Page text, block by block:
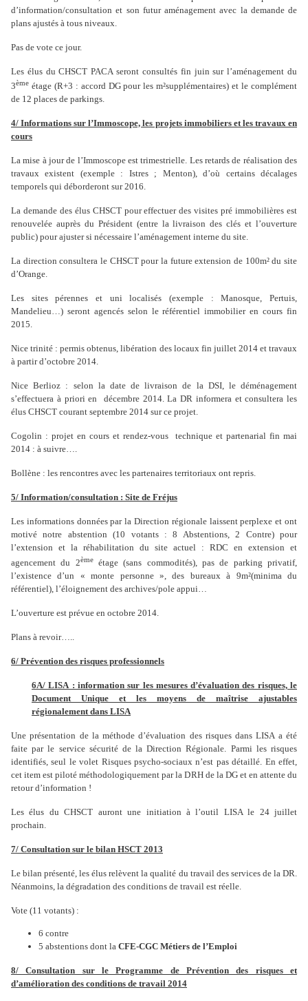
d’information/consultation et son futur aménagement avec la demande de
plans ajustés à tous niveaux.
Pas de vote ce jour.
Les élus du CHSCT PACA seront consultés fin juin sur l’aménagement du
3ème étage (R+3 : accord DG pour les m²supplémentaires) et le complément
de 12 places de parkings.
4/ Informations sur l’Immoscope, les projets immobiliers et les travaux en
cours
La mise à jour de l’Immoscope est trimestrielle. Les retards de réalisation des
travaux existent (exemple : Istres ; Menton), d’où certains décalages
temporels qui déborderont sur 2016.
La demande des élus CHSCT pour effectuer des visites pré immobilières est
renouvelée auprès du Président (entre la livraison des clés et l’ouverture
public) pour ajuster si nécessaire l’aménagement interne du site.
La direction consultera le CHSCT pour la future extension de 100m² du site
d’Orange.
Les sites pérennes et uni localisés (exemple : Manosque, Pertuis,
Mandelieu…) seront agencés selon le référentiel immobilier en cours fin
2015.
Nice trinité : permis obtenus, libération des locaux fin juillet 2014 et travaux
à partir d’octobre 2014.
Nice Berlioz : selon la date de livraison de la DSI, le déménagement
s’effectuera à priori en
décembre 2014. La DR informera et consultera les
élus CHSCT courant septembre 2014 sur ce projet.
Cogolin : projet en cours et rendez-vous
technique et partenarial fin mai
2014 : à suivre….
Bollène : les rencontres avec les partenaires territoriaux ont repris.
5/ Information/consultation : Site de Fréjus
Les informations données par la Direction régionale laissent perplexe et ont
motivé notre abstention (10 votants : 8 Abstentions, 2 Contre) pour
l’extension et la réhabilitation du site actuel : RDC en extension et
agencement du 2èmeétage (sans commodités), pas de parking privatif,
l’existence d’un « monte personne », des bureaux à 9m²(minima du
référentiel), l’éloignement des archives/pole appui…
L’ouverture est prévue en octobre 2014.
Plans à revoir…..
6/ Prévention des risques professionnels
6A/ LISA : information sur les mesures d’évaluation des risques, le
Document Unique et les moyens de maîtrise ajustables
régionalement dans LISA
Une présentation de la méthode d’évaluation des risques dans LISA a été
faite par le service sécurité de la Direction Régionale. Parmi les risques
identifiés, seul le volet Risques psycho-sociaux n’est pas détaillé. En effet,
cet item est piloté méthodologiquement par la DRH de la DG et en attente du
retour d’information !
Les élus du CHSCT auront une initiation à l’outil LISA le 24 juillet
prochain.
7/ Consultation sur le bilan HSCT 2013
Le bilan présenté, les élus relèvent la qualité du travail des services de la DR.
Néanmoins, la dégradation des conditions de travail est réelle.
Vote (11 votants) :
6 contre
5 abstentions dont la CFE-CGC Métiers de l’Emploi
8/ Consultation sur le Programme de Prévention des risques et
d’amélioration des conditions de travail 2014